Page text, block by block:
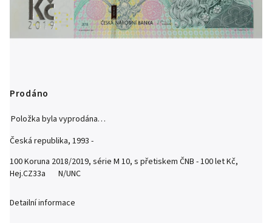
Prodáno
Položka byla vyprodána…
Česká republika, 1993 -
100 Koruna 2018/2019, série M 10, s přetiskem ČNB - 100 let Kč,
Hej.CZ33a N/UNC
Detailní informace